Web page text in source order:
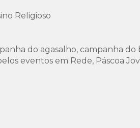
Religioso
do agasalho, campanha
eventos em Rede, Páscoa